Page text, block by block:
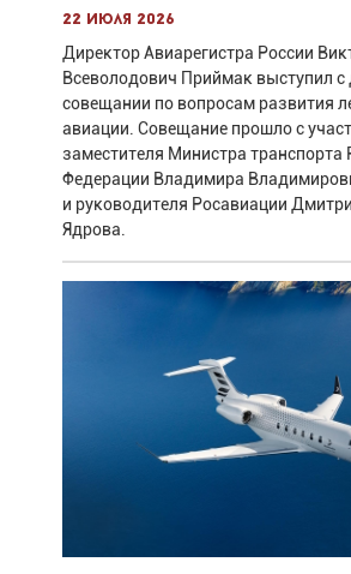
22 июля 2026
Директор Авиарегистра России
Всеволодович Приймак выступил
совещании по вопросам развития
авиации. Совещание прошло с
заместителя Министра транспорта
Федерации Владимира
и руководителя Росавиации
Ядрова.